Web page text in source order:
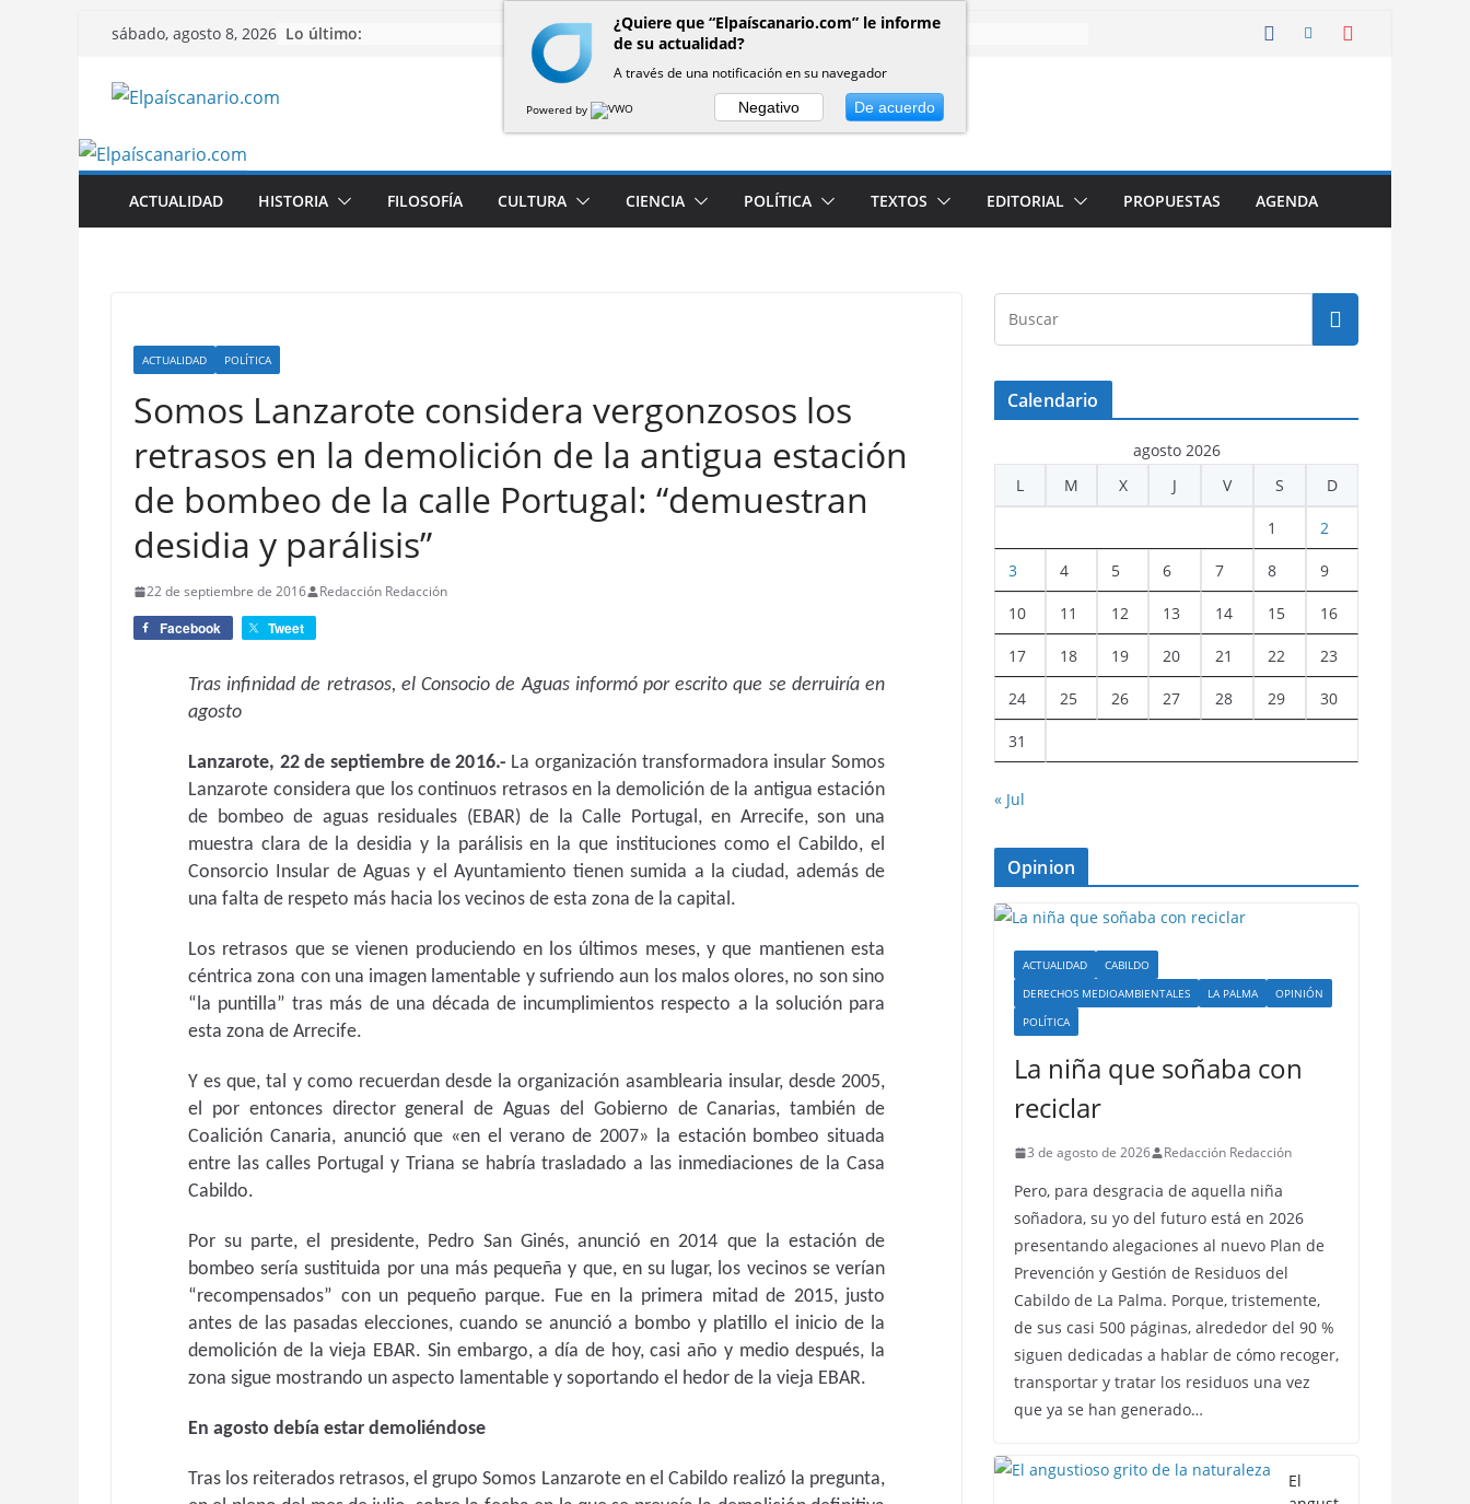
Saltar
contenido
sábado, agosto 8, 2026 Lo último:
ACTUALIDAD HISTORIA FILOSOFÍA CULTURA CIENCIA POLÍTICA TEXTOS EDITORIAL PROPUESTAS AGENDA
ACTUALIDAD POLÍTICA
Somos Lanzarote considera vergonzosos los
retrasos en la demolición de la antigua estación
de bombeo de la calle Portugal: “demuestran
desidia y parálisis”
22 de septiembre de 2016 Redacción Redacción
Facebook Tweet
Tras infinidad de retrasos, el Consocio de Aguas informó por escrito que se derruiría en
agosto
Lanzarote, 22 de septiembre de 2016.- La organización transformadora insular Somos
Lanzarote considera que los continuos retrasos en la demolición de la antigua estación
de bombeo de aguas residuales (EBAR) de la Calle Portugal, en Arrecife, son una
muestra clara de la desidia y la parálisis en la que instituciones como el Cabildo, el
Consorcio Insular de Aguas y el Ayuntamiento tienen sumida a la ciudad, además de
una falta de respeto más hacia los vecinos de esta zona de la capital.
Los retrasos que se vienen produciendo en los últimos meses, y que mantienen esta
céntrica zona con una imagen lamentable y sufriendo aun los malos olores, no son sino
“la puntilla” tras más de una década de incumplimientos respecto a la solución para
esta zona de Arrecife.
Y es que, tal y como recuerdan desde la organización asamblearia insular, desde 2005,
el por entonces director general de Aguas del Gobierno de Canarias, también de
Coalición Canaria, anunció que «en el verano de 2007» la estación bombeo situada
entre las calles Portugal y Triana se habría trasladado a las inmediaciones de la Casa
Cabildo.
Por su parte, el presidente, Pedro San Ginés, anunció en 2014 que la estación de
bombeo sería sustituida por una más pequeña y que, en su lugar, los vecinos se verían
“recompensados” con un pequeño parque. Fue en la primera mitad de 2015, justo
antes de las pasadas elecciones, cuando se anunció a bombo y platillo el inicio de la
demolición de la vieja EBAR. Sin embargo, a día de hoy, casi año y medio después, la
zona sigue mostrando un aspecto lamentable y soportando el hedor de la vieja EBAR.
En agosto debía estar demoliéndose
Tras los reiterados retrasos, el grupo Somos Lanzarote en el Cabildo realizó la pregunta,
Calendario
agosto 2026
L
M X J V S D
1 2
3 4 5 6 7 8 9
10 11 12 13 14 15 16
17 18 19 20 21 22 23
24 25 26 27 28 29 30
31
« Jul
Opinion
ACTUALIDAD
CABILDO
DERECHOS MEDIOAMBIENTALES
LA PALMA
OPINIÓN
POLÍTICA
La niña que soñaba con
reciclar
3 de agosto de 2026 Redacción Redacción
Pero, para desgracia de aquella niña
soñadora, su yo del futuro está en 2026
presentando alegaciones al nuevo Plan de
Prevención y Gestión de Residuos del
Cabildo de La Palma. Porque, tristemente,
de sus casi 500 páginas, alrededor del 90 %
siguen dedicadas a hablar de cómo recoger,
transportar y tratar los residuos una vez
que ya se han generado…
El
¿Quiere que “Elpaíscanario.com” le informe
de su actualidad?
A través de una notificación en su navegador
Powered by Negativo De acuerdo